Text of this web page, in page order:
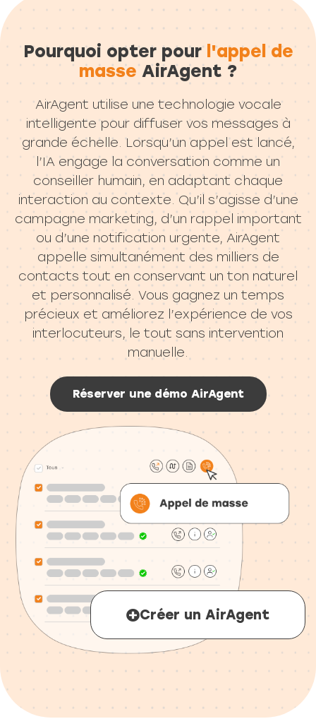
Pourquoi opter pour l'appel de
masseAirAgent ?
AirAgent utilise une technologie vocale
intelligente pour diffuser vos messages à
grande échelle. Lorsqu’un appel est lancé,
l’IA engage la conversation comme un
conseiller humain, en adaptant chaque
interaction au contexte. Qu’il s’agisse d’une
campagne marketing, d’un rappel important
ou d’une notification urgente, AirAgent
appelle simultanément des milliers de
contacts tout en conservant un ton naturel
et personnalisé. Vous gagnez un temps
précieux et améliorez l’expérience de vos
interlocuteurs, le tout sans intervention
manuelle.
Réserver une démo AirAgent
Créer un AirAgent